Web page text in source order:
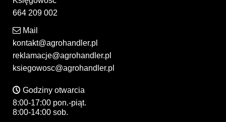
664 209 002
Mail
kontakt@agrohandler.pl
reklamacje@agrohandler.pl
ksiegowosc@agrohandler.pl
Godziny otwarcia
8:00-17:00 pon.-piąt.
8:00-14:00 sob.